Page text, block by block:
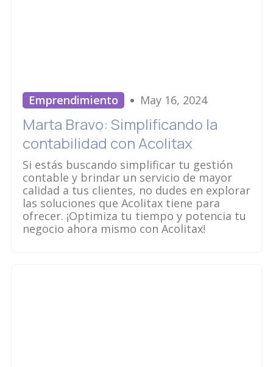
Emprendimiento May 16, 2024
Marta Bravo: Simplificando la
contabilidad con Acolitax
Si estás buscando simplificar tu gestión
contable y brindar un servicio de mayor
calidad a tus clientes, no dudes en explorar
las soluciones que Acolitax tiene para
ofrecer. ¡Optimiza tu tiempo y potencia tu
negocio ahora mismo con Acolitax!